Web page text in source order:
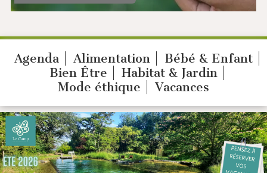
Agenda Alimentation
Bébé & Enfant
Bien Être
Habitat & Jardin
Mode éthique
Vacances